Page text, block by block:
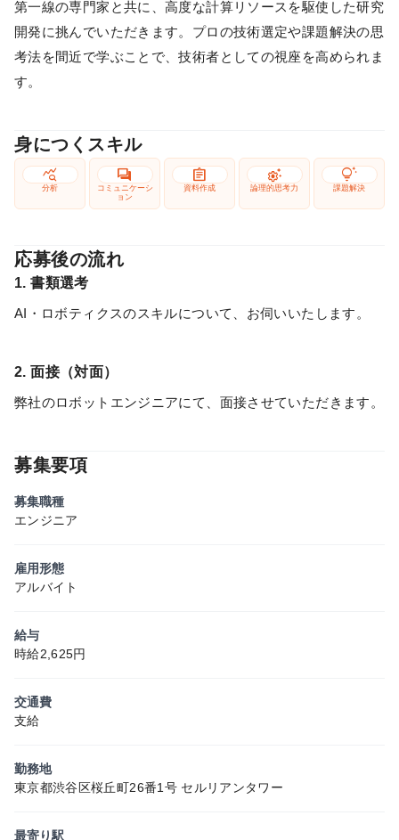
第一線の専門家と共に、高度な計算リソースを駆使した研究
開発に挑んでいただきます。プロの技術選定や課題解決の思
考法を間近で学ぶことで、技術者としての視座を高められま
す。
身につくスキル
query_stats
分析
forum
コミュニケーシ
ョン
assignment
資料作成
settings_suggest
論理的思考力
tips_and_updates
課題解決
応募後の流れ
1. 書類選考
AI・ロボティクスのスキルについて、お伺いいたします。
2. 面接（対面）
弊社のロボットエンジニアにて、面接させていただきます。
募集要項
募集職種
エンジニア
雇用形態
アルバイト
給与
時給2,625円
交通費
支給
勤務地
東京都渋谷区桜丘町26番1号 セルリアンタワー
最寄り駅